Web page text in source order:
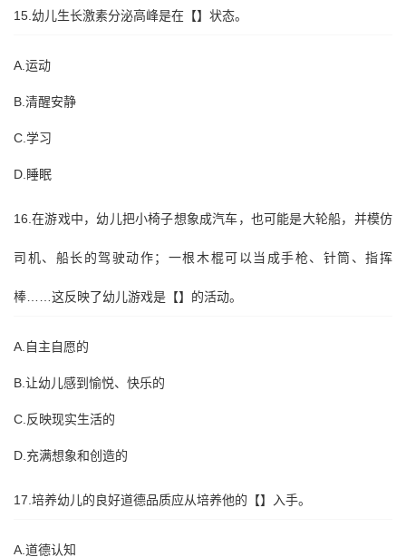
15.幼儿生长激素分泌高峰是在【】状态。
A.运动
B.清醒安静
C.学习
D.睡眠
16.在游戏中，幼儿把小椅子想象成汽车，也可能是大轮船，并模仿
司机、船长的驾驶动作；一根木棍可以当成手枪、针筒、指挥
棒……这反映了幼儿游戏是【】的活动。
A.自主自愿的
B.让幼儿感到愉悦、快乐的
C.反映现实生活的
D.充满想象和创造的
17.培养幼儿的良好道德品质应从培养他的【】入手。
A.道德认知